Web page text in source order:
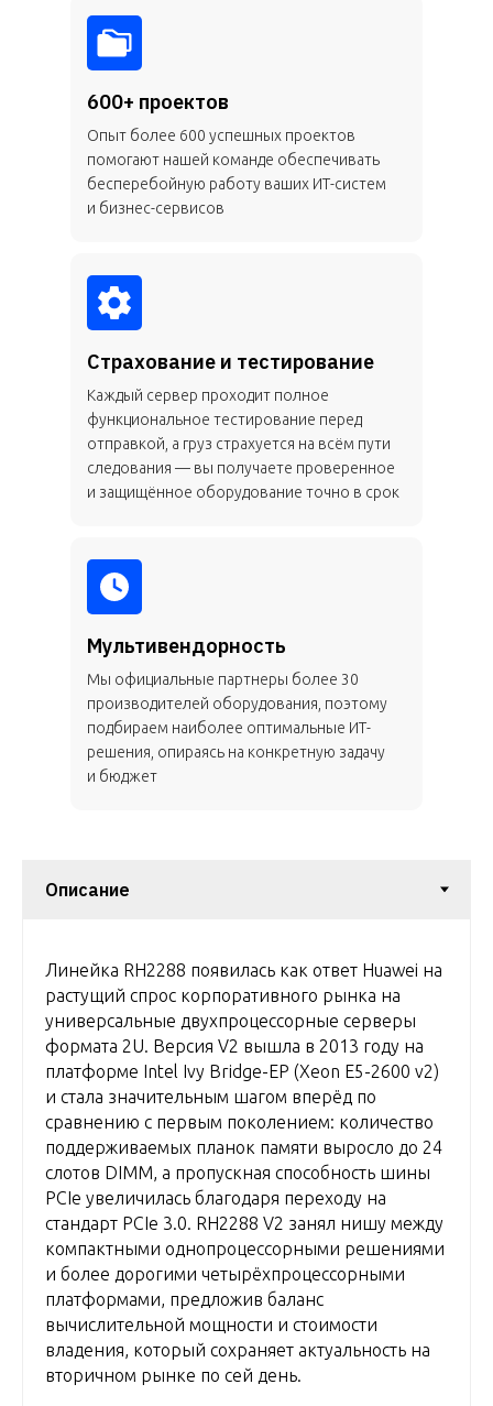
600+ проектов
Опыт более 600 успешных проектов
помогают нашей команде обеспечивать
бесперебойную работу ваших ИТ-систем
и бизнес-сервисов
Страхование и тестирование
Каждый сервер проходит полное
функциональное тестирование перед
отправкой, а груз страхуется на всём пути
следования — вы получаете проверенное
и защищённое оборудование точно в срок
Мультивендорность
Мы официальные партнеры более 30
производителей оборудования, поэтому
подбираем наиболее оптимальные ИТ-
решения, опираясь на конкретную задачу
и бюджет
Линейка RH2288 появилась как ответ Huawei на
растущий спрос корпоративного рынка на
универсальные двухпроцессорные серверы
формата 2U. Версия V2 вышла в 2013 году на
платформе Intel Ivy Bridge-EP (Xeon E5-2600 v2)
и стала значительным шагом вперёд по
сравнению с первым поколением: количество
поддерживаемых планок памяти выросло до 24
слотов DIMM, а пропускная способность шины
PCIe увеличилась благодаря переходу на
стандарт PCIe 3.0. RH2288 V2 занял нишу между
компактными однопроцессорными решениями
и более дорогими четырёхпроцессорными
платформами, предложив баланс
вычислительной мощности и стоимости
владения, который сохраняет актуальность на
вторичном рынке по сей день.